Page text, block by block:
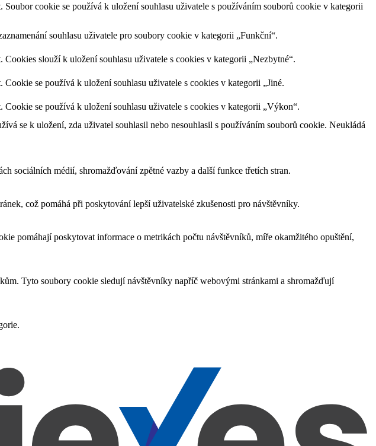
cookie se používá k uložení souhlasu uživatele s používáním souborů cookie v kategorii
souhlasu uživatele pro soubory cookie v kategorii „Funkční“.
slouží k uložení souhlasu uživatele s cookies v kategorii „Nezbytné“.
se používá k uložení souhlasu uživatele s cookies v kategorii „Jiné.
se používá k uložení souhlasu uživatele s cookies v kategorii „Výkon“.
se k uložení, zda uživatel souhlasil nebo nesouhlasil s používáním souborů cookie. Neukládá
sociálních médií, shromažďování zpětné vazby a další funkce třetích stran.
což pomáhá při poskytování lepší uživatelské zkušenosti pro návštěvníky.
pomáhají poskytovat informace o metrikách počtu návštěvníků, míře okamžitého opuštění,
Tyto soubory cookie sledují návštěvníky napříč webovými stránkami a shromažďují